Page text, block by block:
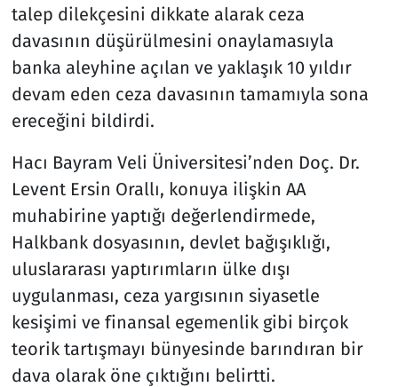
talep dilekçesini dikkate alarak ceza
davasının düşürülmesini onaylamasıyla
banka aleyhine açılan ve yaklaşık 10 yıldır
devam eden ceza davasının tamamıyla sona
ereceğini bildirdi.
Hacı Bayram Veli Üniversitesi’nden Doç. Dr.
Levent Ersin Orallı, konuya ilişkin AA
muhabirine yaptığı değerlendirmede,
Halkbank dosyasının, devlet bağışıklığı,
uluslararası yaptırımların ülke dışı
uygulanması, ceza yargısının siyasetle
kesişimi ve finansal egemenlik gibi birçok
teorik tartışmayı bünyesinde barındıran bir
dava olarak öne çıktığını belirtti.
Teknoloji ve Bilim
Televizyon